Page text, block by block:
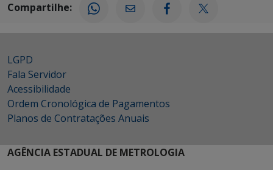
Compartilhe:
LGPD
Fala Servidor
Acessibilidade
Ordem Cronológica de Pagamentos
Planos de Contratações Anuais
AGÊNCIA ESTADUAL DE METROLOGIA